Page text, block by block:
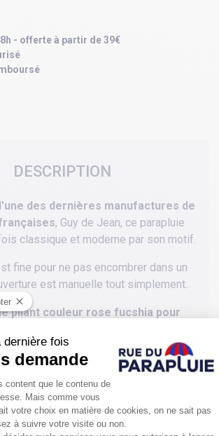
- offerte à partir de 39€
DESCRIPTION
des dernières manufactures de
, Guy de Jean, ce parapluie
classique et moderne par son motif.
fine pour ne pas encombrer dans un
est manuelle tout simplement.
pliant couleur rose fucshia pour
intemporel et universel.